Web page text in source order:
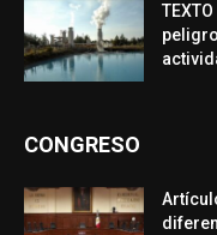
CONGRESO